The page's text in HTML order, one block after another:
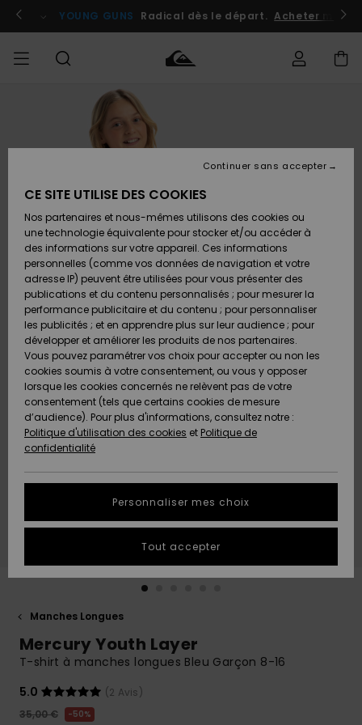
l'information
le
Se connecter / s'inscrire
YOUNG GUNS Radical dès le départ. Acheter
Vêtements
Chaussures
& Tongs
Surf
Snow
Nouveautés
A
Découvrir
Vêtements
Chaussures
& Tongs
Surf
Snow
Nouveautés
A
Découvrir
FEMME
Shop
A
Découvrir
Snow
SURF
Surf
Shop
Homme
Surf
Shop
Enfant
Highlights
Communauté
SNOW
Snow
Shop
Homme
Snow
Shop
Enfant
Snow
Shop
Femme
A
Découvrir
Communauté
OUTLET
Outlet
Homme
Enfant
Outlet
Femme
AIDE &
CONTACT
Accéder à
ma
commande
Retours
Paiement
Carte
Cadeau
Quiksilver
Freedom
Protection
des
tailles
conversation
obtenir la
plus rapide
à votre
question.
Démarrer
MAGASINS
QUIKSILVER
Manches Longues
Mercury Youth Layer
T-shirt à manches longues Bleu Garçon 8-16
5.0
(2 Avis)
35,00 €
50%
CE SITE UTILISE DES COOKIES
Nos partenaires et nous-mêmes utilisons des cookies ou
une technologie équivalente pour stocker et/ou accéder à
des informations sur votre appareil. Ces informations
personnelles (comme vos données de navigation et votre
adresse IP) peuvent être utilisées pour vous présenter des
publications et du contenu personnalisés ; pour mesurer la
performance publicitaire et du contenu ; pour personnaliser
les publicités ; et en apprendre plus sur leur audience ; pour
développer et améliorer les produits de nos partenaires.
Vous pouvez paramétrer vos choix pour accepter ou non les
cookies soumis à votre consentement, ou vous y opposer
lorsque les cookies concernés ne relèvent pas de votre
consentement (tels que certains cookies de mesure
d’audience). Pour plus d'informations, consultez notre :
Politique d'utilisation des cookies et Politique de
confidentialité
Personnaliser mes choix
Continuer sans accepter
Tout accepter